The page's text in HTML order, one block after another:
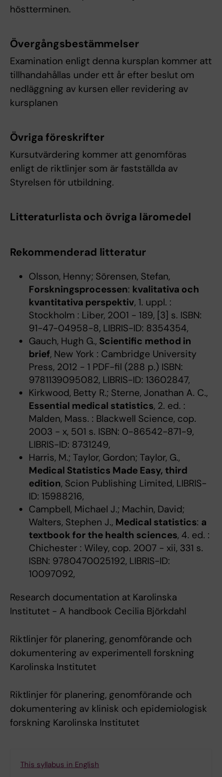
höstterminen.
Övergångsbestämmelser
Examination enligt denna kursplan kommer att
tillhandahållas under ett år efter beslut om
nedläggning av kursen eller revidering av
kursplanen
Övriga föreskrifter
Kursutvärdering kommer att genomföras
enligt de riktlinjer som är fastställda av
Styrelsen för utbildning.
Litteraturlista och övriga läromedel
Rekommenderad litteratur
Olsson, Henny; Sörensen, Stefan,
Forskningsprocessen: kvalitativa och
kvantitativa perspektiv, 1. uppl. :
Stockholm : Liber, 2001 - 189, [3] s. ISBN:
91-47-04958-8, LIBRIS-ID: 8354354,
Gauch, Hugh G., Scientific method in
brief, New York : Cambridge University
Press, 2012 - 1 PDF-fil (288 p.) ISBN:
9781139095082, LIBRIS-ID: 13602847,
Kirkwood, Betty R.; Sterne, Jonathan A. C.,
Essential medical statistics, 2. ed. :
Malden, Mass. : Blackwell Science, cop.
2003 - x, 501 s. ISBN: 0-86542-871-9,
LIBRIS-ID: 8731249,
Harris, M.; Taylor, Gordon; Taylor, G.,
Medical Statistics Made Easy, third
edition, Scion Publishing Limited, LIBRIS-
ID: 15988216,
Campbell, Michael J.; Machin, David;
Walters, Stephen J., Medical statistics: a
textbook for the health sciences, 4. ed. :
Chichester : Wiley, cop. 2007 - xii, 331 s.
ISBN: 9780470025192, LIBRIS-ID:
10097092,
Research documentation at Karolinska
Institutet - A handbook Cecilia Björkdahl
Riktlinjer för planering, genomförande och
dokumentering av experimentell forskning
Karolinska Institutet
Riktlinjer för planering, genomförande och
dokumentering av klinisk och epidemiologisk
forskning Karolinska Institutet
This syllabus in English